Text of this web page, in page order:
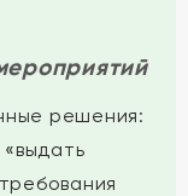
решения: